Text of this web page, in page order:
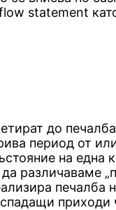
statement
до
период от
на една
различаваме
печалба
приходи